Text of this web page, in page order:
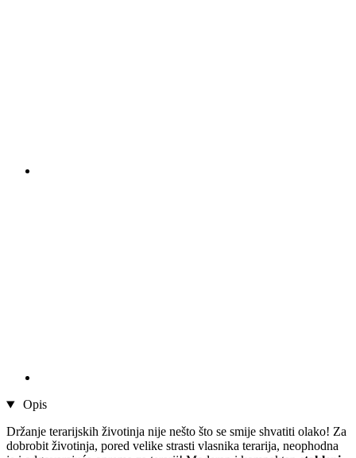
Opis
Držanje terarijskih životinja nije nešto što se smije shvatiti olako! Za
dobrobit životinja, pored velike strasti vlasnika terarija, neophodna